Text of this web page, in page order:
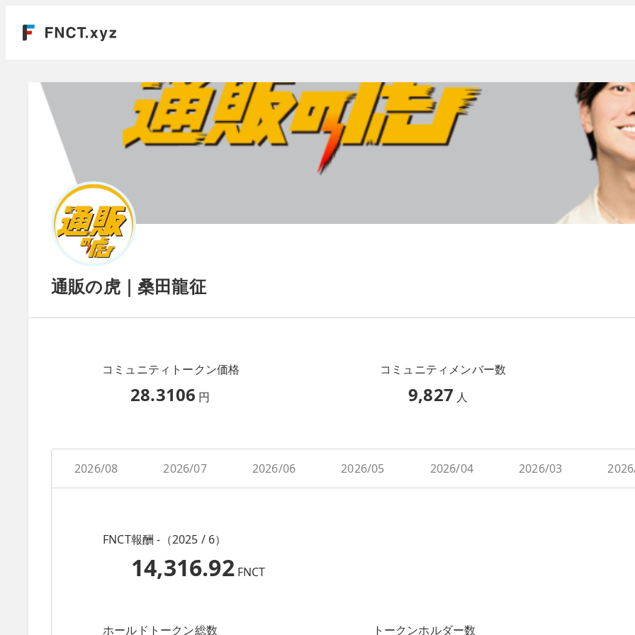
通販の虎｜桑田龍征
コミュニティトークン価格
28.3106 円
コミュニティメンバー数
9,827 人
2026/08 2026/07 2026/06 2026/05 2026/04 2026/03
FNCT報酬 -（2025 / 6）
14,316.92 FNCT
ホールドトークン総数 トークンホルダー数